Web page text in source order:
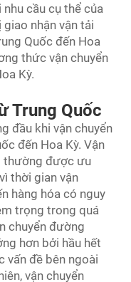
cầu cụ thể của
nhận vận tải
Quốc đến Hoa
thức vận chuyển
Kỳ.
Trung Quốc
đầu khi vận chuyển
đến Hoa Kỳ. Vận
thường được ưu
thời gian vận
hàng hóa có nguy
trọng trong quá
chuyển đường
hơn bởi hầu hết
vấn đề bên ngoài
vận chuyển